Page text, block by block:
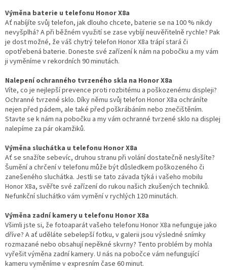
Výměna baterie u telefonu Honor X8a
Ať nabíjíte svůj telefon, jak dlouho chcete, baterie se na 100 % nikdy
nevyšplhá? A při běžném využití se zase vybíjí neuvěřitelně rychle? Pak
je dost možné, že váš chytrý telefon Honor X8a trápí stará či
opotřebená baterie. Doneste své zařízení k nám na pobočku a my vám
ji vyměníme v rekordních 90 minutách.
Nalepení ochranného tvrzeného skla na Honor X8a
Víte, co je nejlepší prevence proti rozbitému a poškozenému displeji?
Ochranné tvrzené sklo. Díky němu svůj telefon Honor X8a ochráníte
nejen před pádem, ale také před poškrábáním nebo znečištěním.
Stavte se k nám na pobočku a my vám ochranné tvrzené sklo na displej
nalepíme za pár okamžiků.
Výměna sluchátka u telefonu Honor X8a
Ať se snažíte sebevíc, druhou stranu při volání dostatečně neslyšíte?
Šumění a chrčení v telefonu může být důsledkem poškozeného či
zanešeného sluchátka. Jestli se tato závada týká i vašeho mobilu
Honor X8a, svěřte své zařízení do rukou našich zkušených techniků.
Nefunkční sluchátko vám vymění v rychlých 120 minutách.
Výměna zadní kamery u telefonu Honor X8a
Všimli jste si, že fotoaparát vašeho telefonu Honor X8a nefunguje jako
dříve? A ať uděláte sebelepší fotku, v galerii jsou výsledné snímky
rozmazané nebo obsahují nepěkné skvrny? Tento problém by mohla
vyřešit výměna zadní kamery. U nás na pobočce vám nefungující
kameru vyměníme v expresním čase 60 minut.